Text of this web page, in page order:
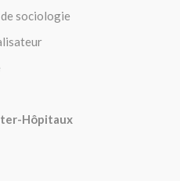
sociologie
Hôpitaux